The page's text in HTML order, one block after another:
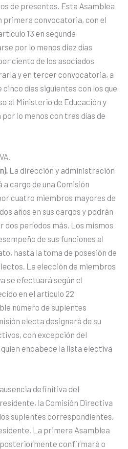
de presentes. Esta Asamblea
primera convocatoria, con el
13 en segunda
por lo menos diez días
ciento de los asociados
y en tercer convocatoria, a
días siguientes con los que
al Ministerio de Educación y
lo menos con tres días de
La dirección y administración
cargo de una Comisión
cuatro miembros mayores de
años en sus cargos y podrán
períodos más. Los mismos
de sus funciones al
hasta la toma de posesión de
La elección de miembros
se efectuará según el
en el artículo 22
número de suplentes
electa designará de su
con excepción del
encabece la lista electiva
definitiva del
la Comisión Directiva
suplentes correspondientes,
La primera Asamblea
posteriormente confirmará o